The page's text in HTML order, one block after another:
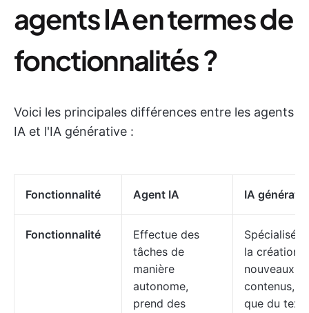
agents IA en termes de
fonctionnalités ?
Voici les principales différences entre les agents
IA et l'IA générative :
Fonctionnalité Agent IA IA
Fonctionnalité
Effectue des
tâches de
manière
autonome,
prend des
Spécialisé
la création
nouveaux
contenus,
que du